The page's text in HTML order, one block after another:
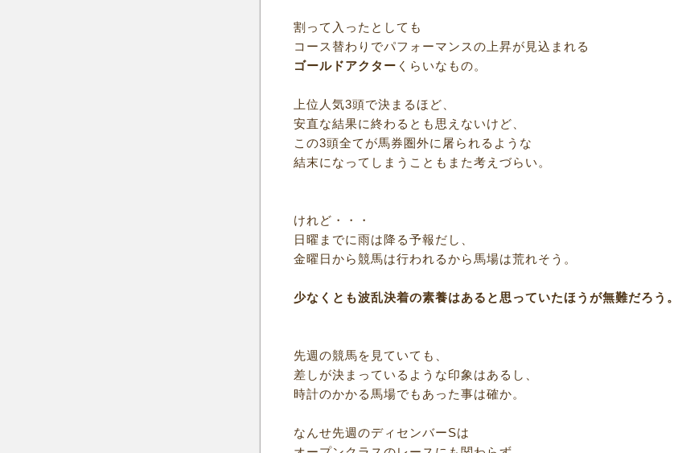
割って入ったとしても
コース替わりでパフォーマンスの上昇が見込まれる
ゴールドアクター くらいなもの。
上位人気3頭で決まるほど、
安直な結果に終わるとも思えないけど、
この3頭全てが馬券圏外に屠られるような
結末になってしまうこともまた考えづらい。
けれど・・・
日曜までに雨は降る予報だし、
金曜日から競馬は行われるから馬場は荒れそう。
少なくとも波乱決着の素養はあると思っていたほうが無難だろう。
先週の競馬を見ていても、
差しが決まっているような印象はあるし、
時計のかかる馬場でもあった事は確か。
なんせ先週のディセンバーSは